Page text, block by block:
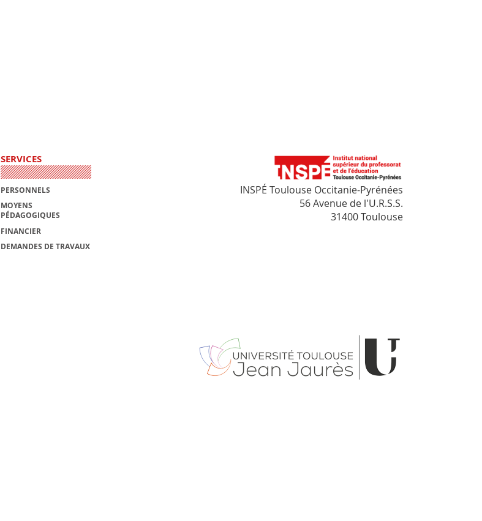
SERVICES
PERSONNELS
MOYENS
PÉDAGOGIQUES
FINANCIER
DEMANDES DE TRAVAUX
INSPÉ Toulouse Occitanie-Pyrénées
56 Avenue de l'U.R.S.S.
31400 Toulouse